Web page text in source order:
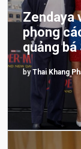
Zendaya
phong
quảng
by Thai Khang